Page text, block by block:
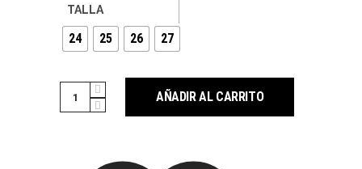
TALLA
24 25 26 27
Cantidad AÑADIR AL CARRITO